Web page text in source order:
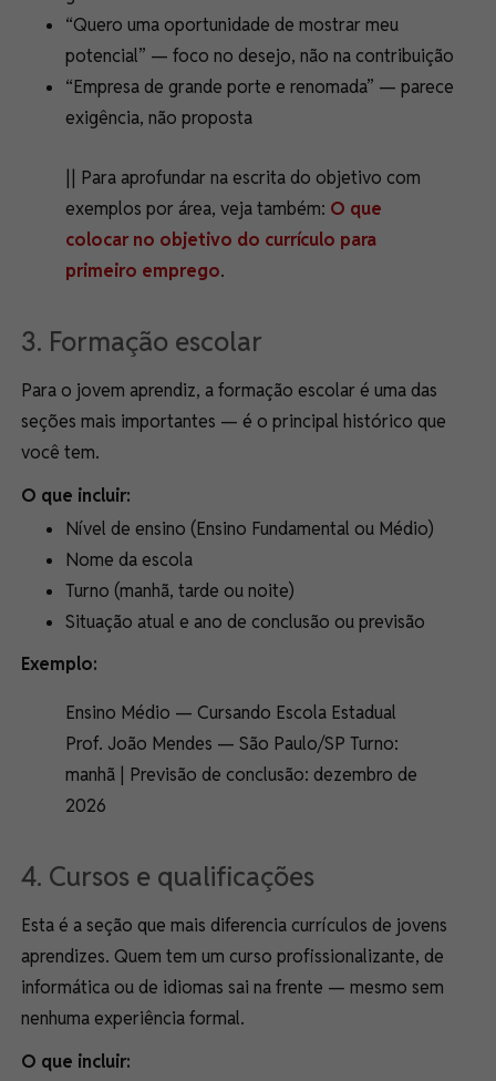
“Quero uma oportunidade de mostrar meu
potencial” — foco no desejo, não na contribuição
“Empresa de grande porte e renomada” — parece
exigência, não proposta
|| Para aprofundar na escrita do objetivo com
exemplos por área, veja também: O que
colocar no objetivo do currículo para
primeiro emprego.
3. Formação escolar
Para o jovem aprendiz, a formação escolar é uma das
seções mais importantes — é o principal histórico que
você tem.
O que incluir:
Nível de ensino (Ensino Fundamental ou Médio)
Nome da escola
Turno (manhã, tarde ou noite)
Situação atual e ano de conclusão ou previsão
Exemplo:
Ensino Médio — Cursando Escola Estadual
Prof. João Mendes — São Paulo/SP Turno:
manhã | Previsão de conclusão: dezembro de
2026
4. Cursos e qualificações
Esta é a seção que mais diferencia currículos de jovens
aprendizes. Quem tem um curso profissionalizante, de
informática ou de idiomas sai na frente — mesmo sem
nenhuma experiência formal.
O que incluir: